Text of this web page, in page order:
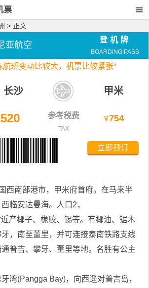
票
> 正文
亚航空
登机牌
BOARDING PASS
班变动比较大， 机票比较紧张*
长沙 甲米
参考税费
TAX
￥754
立即预订
西南部港市，甲米府首府。在马来半
临安达曼海。人口2，
产椰子、橡胶、锡等。有椰油、锯木
，南至董里，并可连接泰南铁路支线
普吉、攀牙、董里等地。名胜有公主
(Pangga Bay)，向西遥对普吉岛，